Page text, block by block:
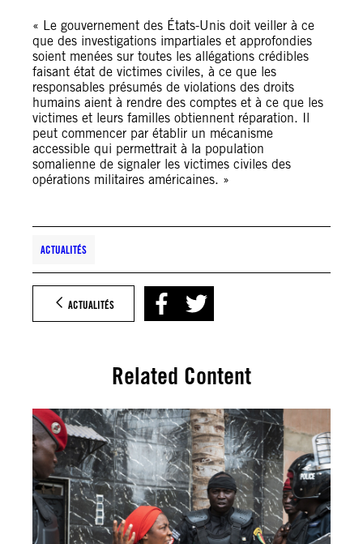
« Le gouvernement des États-Unis doit veiller à ce
que des investigations impartiales et approfondies
soient menées sur toutes les allégations crédibles
faisant état de victimes civiles, à ce que les
responsables présumés de violations des droits
humains aient à rendre des comptes et à ce que les
victimes et leurs familles obtiennent réparation. Il
peut commencer par établir un mécanisme
accessible qui permettrait à la population
somalienne de signaler les victimes civiles des
opérations militaires américaines. »
ACTUALITÉS
ACTUALITÉS
Related Content